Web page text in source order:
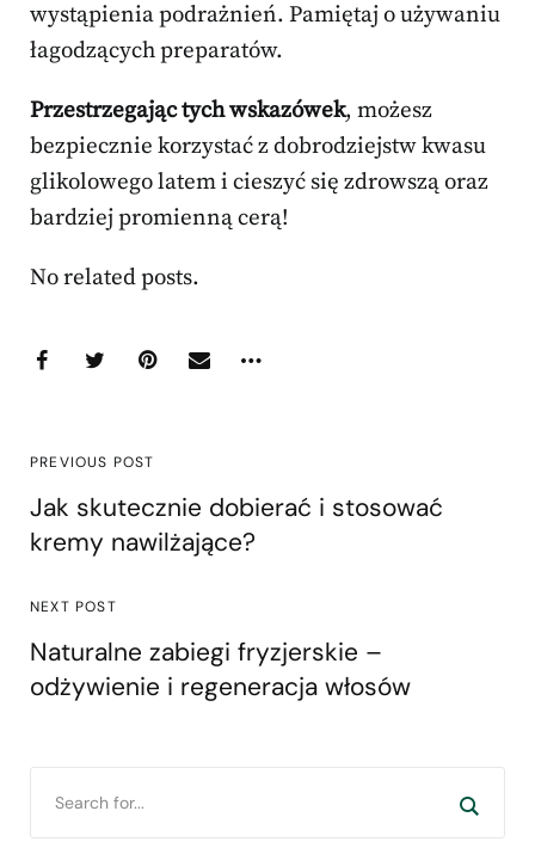
wystąpienia podrażnień. Pamiętaj o używaniu
łagodzących preparatów.
Przestrzegając tych wskazówek, możesz
bezpiecznie korzystać z dobrodziejstw kwasu
glikolowego latem i cieszyć się zdrowszą oraz
bardziej promienną cerą!
No related posts.
PREVIOUS POST
Jak skutecznie dobierać i stosować
kremy nawilżające?
NEXT POST
Naturalne zabiegi fryzjerskie –
odżywienie i regeneracja włosów